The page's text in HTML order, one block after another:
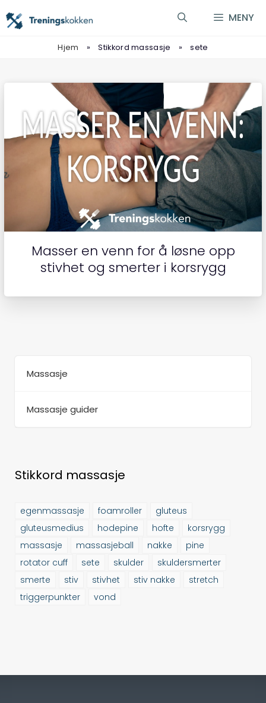
til
MENY
Hjem » Stikkord massasje » sete
Masser en venn for å løsne opp
stivhet og smerter i korsrygg
Massasje
Massasje guider
Stikkord massasje
egenmassasje foamroller
gluteus
gluteusmedius
hodepine hofte
korsrygg
massasje
massasjeball nakke
pine
rotator cuff
sete skulder
skuldersmerter
smerte
stiv stivhet stiv nakke
stretch
triggerpunkter
vond